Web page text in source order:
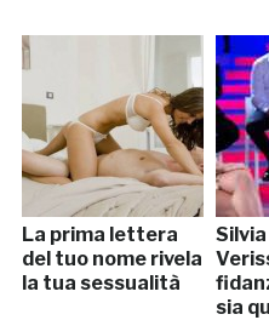
La prima lettera
del tuo nome rivela
la tua sessualità
sia